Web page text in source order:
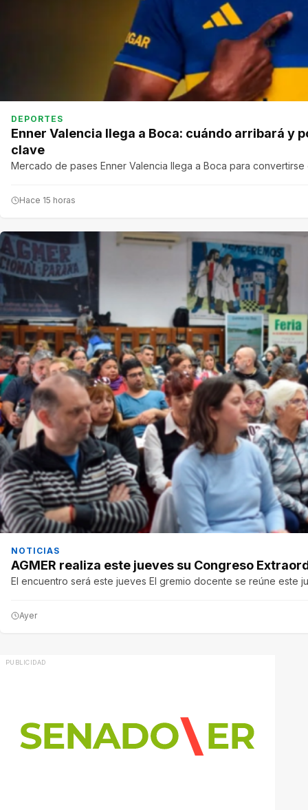
DEPORTES
Enner Valencia llega a Boca: cuándo arribará y
clave
Mercado de pases Enner Valencia llega a Boca para
Hace 15 horas
NOTICIAS
AGMER realiza este jueves su Congreso
El encuentro será este jueves El gremio docente se reúne este
Ayer